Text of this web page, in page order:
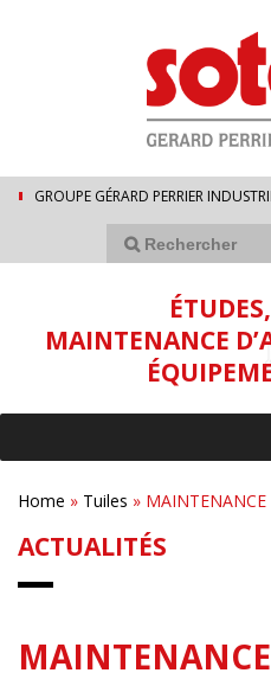
GROUPE GÉRARD PERRIER
MAINTENANCE
Home » Tuiles » MAINTENANCE
ACTUALITÉS
MAINTENANCE